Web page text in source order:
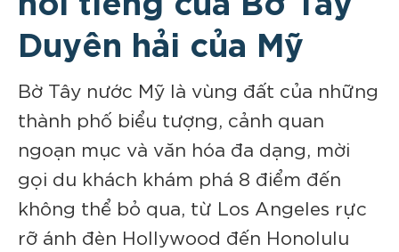
Duyên hải của Mỹ
Bờ Tây nước Mỹ là vùng đất của những
thành phố biểu tượng, cảnh quan
ngoạn mục và văn hóa đa dạng, mời
gọi du khách khám phá 8 điểm đến
không thể bỏ qua, từ Los Angeles rực
rỡ ánh đèn Hollywood đến Honolulu